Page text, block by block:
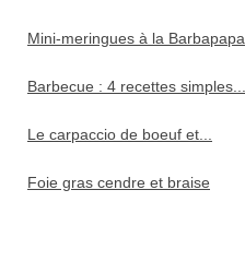
Mini-meringues à la Barbapapa
Barbecue : 4 recettes simples...
Le carpaccio de boeuf et...
Foie gras cendre et braise